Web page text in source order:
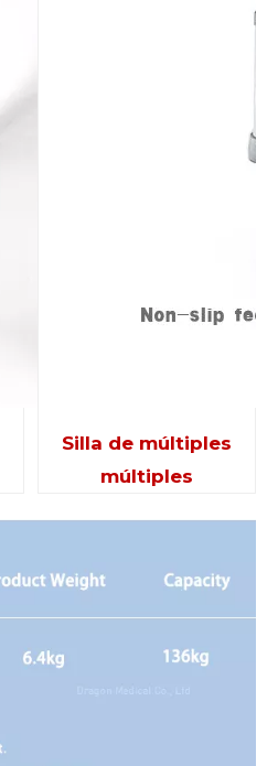
Silla de múltiples
múltiples